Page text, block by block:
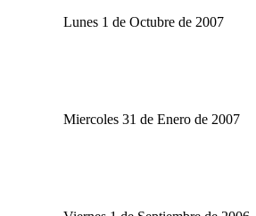
Lunes 1 de Octubre de 2007
Miercoles 31 de Enero de 2007